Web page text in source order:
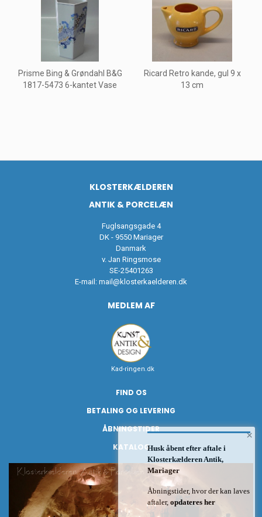
Prisme Bing & Grøndahl B&G
1817-5473 6-kantet Vase
Ricard Retro kande, gul 9 x
13 cm
KLOSTERKÆLDEREN
ANTIK & PORCELÆN
Fuglsangsgade 4
DK - 9550 Mariager
Danmark
v. Jan Ringsmose
SE-25401263
E-mail: mail@klosterkaelderen.dk
MEDLEM AF
Kad-ringen.dk
FIND OS
BETALING OG LEVERING
ÅBNINGSTIDER
KATALOG
×
Husk åbent efter aftale i
Klosterkælderen Antik,
Mariager
Åbningstider, hvor der kan laves
aftaler, opdateres her